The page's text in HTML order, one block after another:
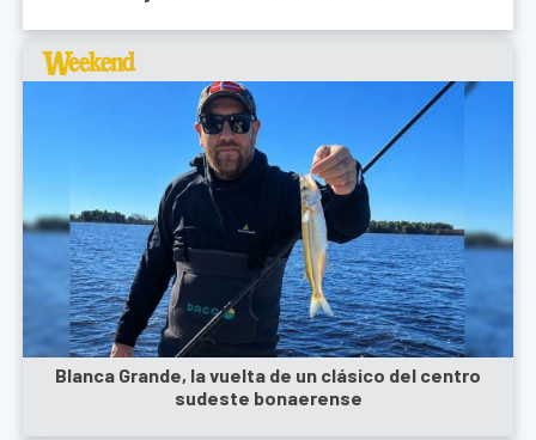
Blanca Grande, la vuelta de un clásico del centro
sudeste bonaerense